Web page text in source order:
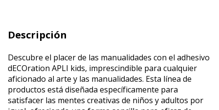
Descripción
Descubre el placer de las manualidades con el adhesivo
dECOration APLI kids, imprescindible para cualquier
aficionado al arte y las manualidades. Esta línea de
productos está diseñada específicamente para
satisfacer las mentes creativas de niños y adultos por